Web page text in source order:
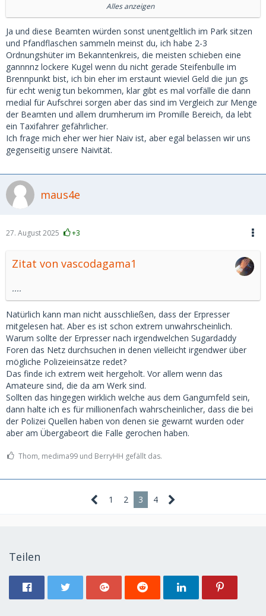
Und natürlich lesen hier auch die Bösen oder deren Helfer
mit.
Und natürlich entstehen dadurch Kosten, auch wenn die
Beamten gerade sowieso im Dienst sind.
Wenn es um organisierte Kriminalität geht, und das ist bei
der Beteiligung der HA der Fall,
muss man damit rechnen, dass Waffen im Spiel sind.
Dann sind einige Beamte im Einsatz plus SEK.
Aber bewahrt euch eure Unbeschwertheit und eure
kindliche Naivität.
Ich fass es nicht.
Alles anzeigen
Ja und diese Beamten würden sonst unentgeltlich im Park sitzen
und Pfandflaschen sammeln meinst du, ich habe 2-3
Ordnungshüter im Bekanntenkreis, die meisten schieben eine
gannnnz lockere Kugel wenn du nicht gerade Steifenbulle im
Brennpunkt bist, ich bin eher im erstaunt wieviel Geld die jun gs
für echt wenig tun bekommen, klar gibt es mal vorfälle die dann
medial für Aufschrei sorgen aber das sind im Vergleich zur Menge
der Beamten und allem drumherum im Promille Bereich, da lebt
ein Taxifahrer gefährlicher.
Ich frage mich eher wer hier Naiv ist, aber egal belassen wir uns
gegenseitig unsere Naivität.
maus4e
27. August 2025 +3
Zitat von vascodagama1
....
Natürlich kann man nicht ausschließen, dass der Erpresser
mitgelesen hat. Aber es ist schon extrem unwahrscheinlich.
Warum sollte der Erpresser nach irgendwelchen Sugardaddy
Foren das Netz durchsuchen in denen vielleicht irgendwer über
mögliche Polizeieinsätze redet?
Das finde ich extrem weit hergeholt. Vor allem wenn das
Amateure sind, die da am Werk sind.
Sollten das hingegen wirklich welche aus dem Gangumfeld sein,
dann halte ich es für millionenfach wahrscheinlicher, dass die bei
der Polizei Quellen haben von denen sie gewarnt wurden oder
aber am Übergabeort die Falle gerochen haben.
Thom, medima99 und BerryHH gefällt das.
1 2 3 4
Teilen